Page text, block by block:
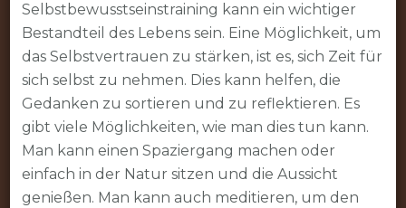
Selbstbewusstseinstraining kann ein wichtiger
Bestandteil des Lebens sein. Eine Möglichkeit, um
das Selbstvertrauen zu stärken, ist es, sich Zeit für
sich selbst zu nehmen. Dies kann helfen, die
Gedanken zu sortieren und zu reflektieren. Es
gibt viele Möglichkeiten, wie man dies tun kann.
Man kann einen Spaziergang machen oder
einfach in der Natur sitzen und die Aussicht
genießen. Man kann auch meditieren, um den